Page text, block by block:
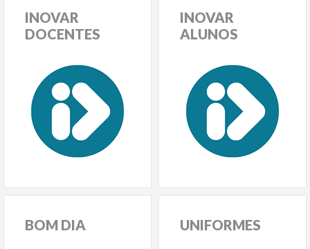
INOVAR
DOCENTES
BOM DIA
INOVAR
ALUNOS
UNIFORMES